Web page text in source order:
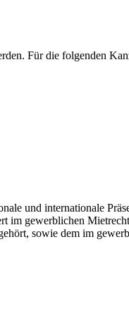
Für die folgenden
und internationale
im gewerblichen
sowie dem im